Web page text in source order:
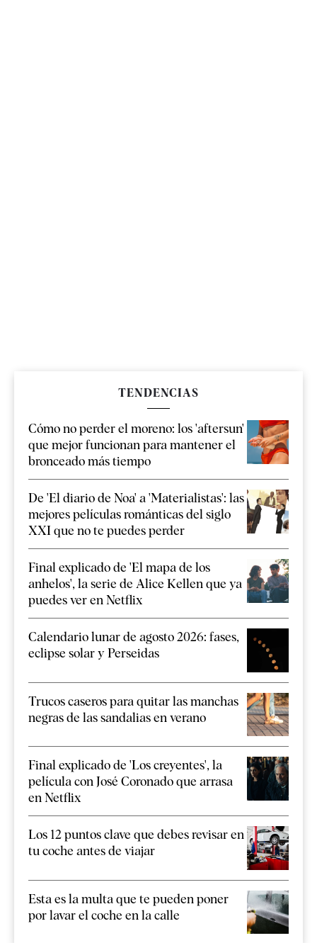
TENDENCIAS
Cómo no perder el moreno: los 'aftersun'
que mejor funcionan para mantener el
bronceado más tiempo
De 'El diario de Noa' a 'Materialistas': las
mejores películas románticas del siglo
XXI que no te puedes perder
Final explicado de 'El mapa de los
anhelos', la serie de Alice Kellen que ya
puedes ver en Netflix
Calendario lunar de agosto 2026: fases,
eclipse solar y Perseidas
Trucos caseros para quitar las manchas
negras de las sandalias en verano
Final explicado de 'Los creyentes', la
película con José Coronado que arrasa
en Netflix
Los 12 puntos clave que debes revisar en
tu coche antes de viajar
Esta es la multa que te pueden poner
por lavar el coche en la calle